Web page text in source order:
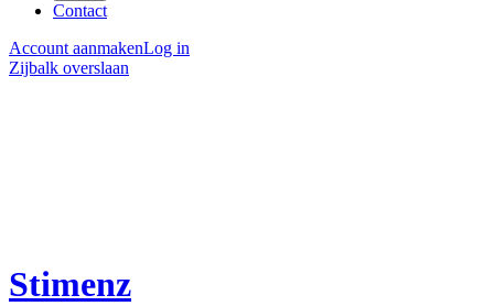
Contact
Account aanmakenLog in
Zijbalk overslaan
Stimenz